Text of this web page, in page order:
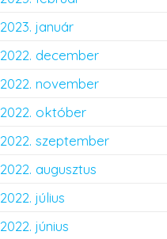
2023. január
2022. december
2022. november
2022. október
2022. szeptember
2022. augusztus
2022. július
2022. június